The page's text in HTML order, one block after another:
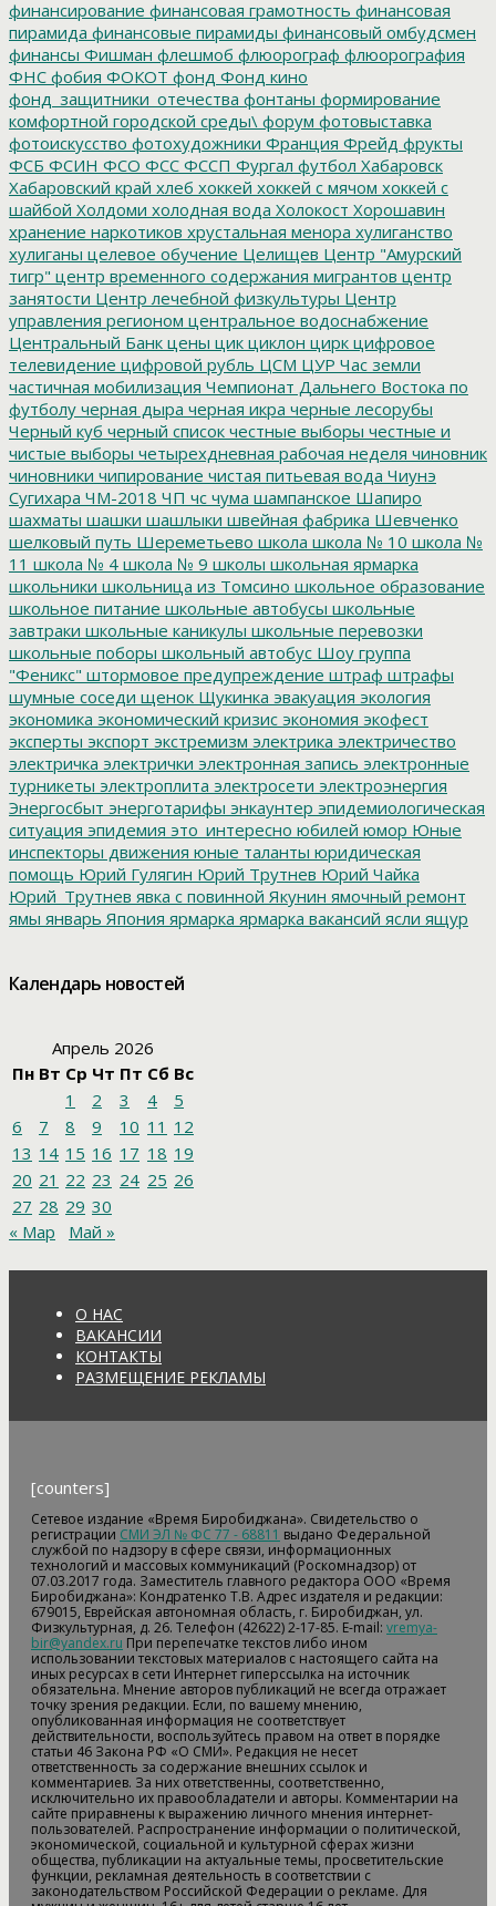
финансирование финансовая грамотность финансовая
пирамида финансовые пирамиды финансовый омбудсмен
финансы Фишман флешмоб флюорограф флюорография
ФНС фобия ФОКОТ фонд Фонд кино
фонд_защитники_отечества фонтаны формирование
комфортной городской среды\ форум фотовыставка
фотоискусство фотохудожники Франция Фрейд фрукты
ФСБ ФСИН ФСО ФСС ФССП Фургал футбол Хабаровск
Хабаровский край хлеб хоккей хоккей с мячом хоккей с
шайбой Холдоми холодная вода Холокост Хорошавин
хранение наркотиков хрустальная менора хулиганство
хулиганы целевое обучение Целищев Центр "Амурский
тигр" центр временного содержания мигрантов центр
занятости Центр лечебной физкультуры Центр
управления регионом центральное водоснабжение
Центральный Банк цены цик циклон цирк цифровое
телевидение цифровой рубль ЦСМ ЦУР Час земли
частичная мобилизация Чемпионат Дальнего Востока по
футболу черная дыра черная икра черные лесорубы
Черный куб черный список честные выборы честные и
чистые выборы четырехдневная рабочая неделя чиновник
чиновники чипирование чистая питьевая вода Чиунэ
Сугихара ЧМ-2018 ЧП чс чума шампанское Шапиро
шахматы шашки шашлыки швейная фабрика Шевченко
шелковый путь Шереметьево школа школа № 10 школа №
11 школа № 4 школа № 9 школы школьная ярмарка
школьники школьница из Томсино школьное образование
школьное питание школьные автобусы школьные
завтраки школьные каникулы школьные перевозки
школьные поборы школьный автобус Шоу группа
"Феникс" штормовое предупреждение штраф штрафы
шумные соседи щенок Щукинка эвакуация экология
экономика экономический кризис экономия экофест
эксперты экспорт экстремизм электрика электричество
электричка электрички электронная запись электронные
турникеты электроплита электросети электроэнергия
Энергосбыт энерготарифы энкаунтер эпидемиологическая
ситуация эпидемия это_интересно юбилей юмор Юные
инспекторы движения юные таланты юридическая
помощь Юрий Гулягин Юрий Трутнев Юрий Чайка
Юрий_Трутнев явка с повинной Якунин ямочный ремонт
ямы январь Япония ярмарка ярмарка вакансий ясли ящур
Календарь новостей
Апрель 2026
Пн Вт Ср Чт Пт Сб Вс
1
2 3 4
5
6
7 8 9 10 11 12
13 14 15 16 17 18 19
20 21 22 23 24 25 26
27 28 29 30
« Мар
Май »
О НАС
ВАКАНСИИ
КОНТАКТЫ
РАЗМЕЩЕНИЕ РЕКЛАМЫ
[counters]
Сетевое издание «Время Биробиджана». Свидетельство о
регистрации СМИ ЭЛ № ФС 77 - 68811 выдано Федеральной
службой по надзору в сфере связи, информационных
технологий и массовых коммуникаций (Роскомнадзор) от
07.03.2017 года. Заместитель главного редактора ООО «Время
Биробиджана»: Кондратенко Т.В. Адрес издателя и редакции:
679015, Еврейская автономная область, г. Биробиджан, ул.
Физкультурная, д. 26. Телефон (42622) 2-17-85. E-mail: vremya-
bir@yandex.ru При перепечатке текстов либо ином
использовании текстовых материалов с настоящего сайта на
иных ресурсах в сети Интернет гиперссылка на источник
обязательна. Мнение авторов публикаций не всегда отражает
точку зрения редакции. Если, по вашему мнению,
опубликованная информация не соответствует
действительности, воспользуйтесь правом на ответ в порядке
статьи 46 Закона РФ «О СМИ». Редакция не несет
ответственность за содержание внешних ссылок и
комментариев. За них ответственны, соответственно,
исключительно их правообладатели и авторы. Комментарии на
сайте приравнены к выражению личного мнения интернет-
пользователей. Распространение информации о политической,
экономической, социальной и культурной сферах жизни
общества, публикации на актуальные темы, просветительские
функции, рекламная деятельность в соответствии с
законодательством Российской Федерации о рекламе. Для